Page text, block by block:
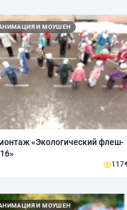
И МОУШЕН
«Экологический флеш-
117
И МОУШЕН